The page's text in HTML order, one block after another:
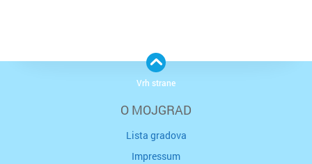
O MOJGRAD
Lista gradova
Impressum
Vrh strane